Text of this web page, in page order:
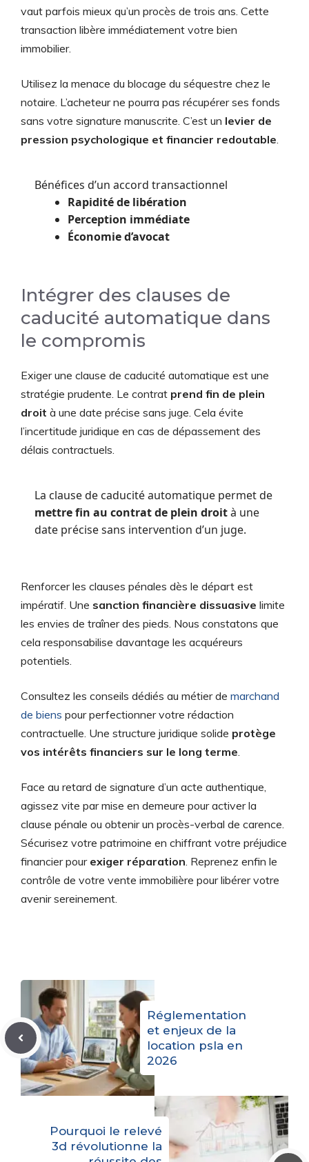
vaut parfois mieux qu’un procès de trois ans. Cette
transaction libère immédiatement votre bien
immobilier.
Utilisez la menace du blocage du séquestre chez le
notaire. L’acheteur ne pourra pas récupérer ses fonds
sans votre signature manuscrite. C’est un levier de
pression psychologique et financier redoutable
Bénéfices d’un accord transactionnel
Rapidité de libération
Perception immédiate
Économie d’avocat
Intégrer des clauses de
caducité automatique dans
le compromis
Exiger une clause de caducité automatique est une
stratégie prudente. Le contrat prend fin de plein
droit à une date précise sans juge. Cela évite
l’incertitude juridique en cas de dépassement des
délais contractuels.
La clause de caducité automatique permet de
mettre fin au contrat de plein droità une
date précise sans intervention d’un juge.
Renforcer les clauses pénales dès le départ est
impératif. Une sanction financière dissuasive limite
les envies de traîner des pieds. Nous constatons que
cela responsabilise davantage les acquéreurs
potentiels.
Consultez les conseils dédiés au métier de marchand
de biens pour perfectionner votre rédaction
contractuelle. Une structure juridique solide protège
vos intérêts financiers sur le long terme
Face au retard de signature d’un acte authentique,
agissez vite par mise en demeure pour activer la
clause pénale ou obtenir un procès-verbal de carence.
Sécurisez votre patrimoine en chiffrant votre préjudice
financier pour exiger réparation . Reprenez enfin le
contrôle de votre vente immobilière pour libérer votre
avenir sereinement.
Réglementation
et enjeux de la
location psla en
2026
Pourquoi le relevé
3d révolutionne la